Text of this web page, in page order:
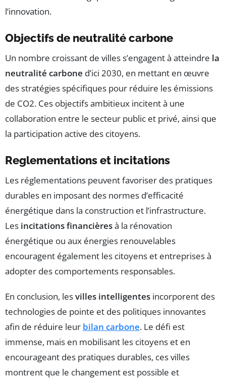
l’innovation.
Objectifs de neutralité carbone
Un nombre croissant de villes s’engagent à atteindre la
neutralité carbone d’ici 2030, en mettant en œuvre
des stratégies spécifiques pour réduire les émissions
de CO2. Ces objectifs ambitieux incitent à une
collaboration entre le secteur public et privé, ainsi que
la participation active des citoyens.
Reglementations et incitations
Les réglementations peuvent favoriser des pratiques
durables en imposant des normes d’efficacité
énergétique dans la construction et l’infrastructure.
Les incitations financièresà la rénovation
énergétique ou aux énergies renouvelables
encouragent également les citoyens et entreprises à
adopter des comportements responsables.
En conclusion, lesvilles intelligentes incorporent des
technologies de pointe et des politiques innovantes
afin de réduire leur bilan carbone. Le défi est
immense, mais en mobilisant les citoyens et en
encourageant des pratiques durables, ces villes
montrent que le changement est possible et